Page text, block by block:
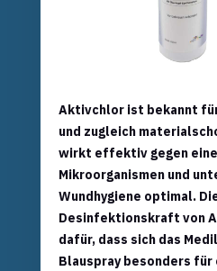
Aktivchlor ist bekannt
und zugleich
wirkt effektiv gegen
Mikroorganismen und
Wundhygiene optimal.
Desinfektionskraft von
dafür, dass sich das
Blauspray besonders für